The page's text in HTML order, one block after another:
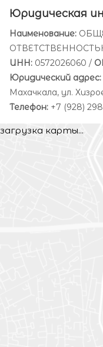
Юридическая
Наименование:
ИНН: 0572026060 /
Юридический адрес:
Махачкала, ул.
Телефон: +7 (928)
загрузка карты...